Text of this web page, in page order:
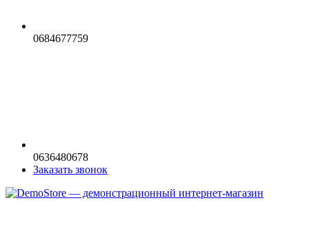
0684677759
0636480678
Заказать звонок